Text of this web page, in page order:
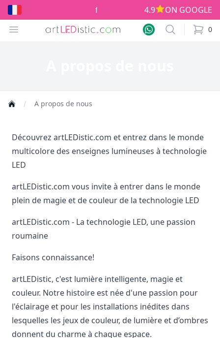
fabriqués en Europe!
4.9
ON GOOGLE
Open menu
Search 0
items
A propos de nous
Découvrez artLEDistic.com et entrez dans le monde
multicolore des enseignes lumineuses à technologie
LED
artLEDistic.com vous invite à entrer dans le monde
plein de magie et de couleur de la technologie LED
artLEDistic.com - La technologie LED, une passion
roumaine
Faisons connaissance!
artLEDistic, c'est lumière intelligente, magie et
couleur. Notre histoire est née d'une passion pour
l'éclairage et pour les installations inédites dans
lesquelles les jeux de couleur, de lumière et d’ombres
donnent du charme à chaque espace.